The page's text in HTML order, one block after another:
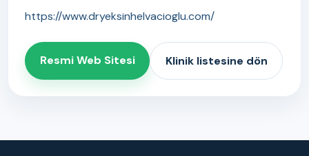
https://www.dryeksinhelvacioglu.com/
Resmi Web Sitesi Klinik listesine dön